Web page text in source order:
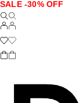
SALE -30% OFF